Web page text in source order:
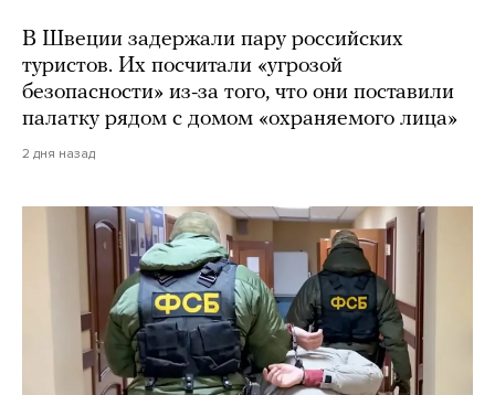
В Швеции задержали пару российских
туристов. Их посчитали «угрозой
безопасности» из-за того, что они поставили
палатку рядом с домом «охраняемого лица»
2 дня назад